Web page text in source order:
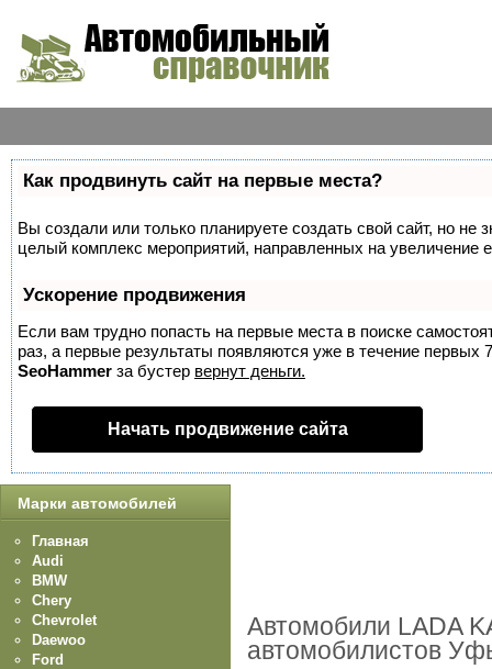
Как продвинуть сайт на первые места?
Вы создали или только планируете создать свой сайт, но не
целый комплекс мероприятий, направленных на увеличение
Ускорение продвижения
Если вам трудно попасть на первые места в поиске
раз, а первые результаты появляются уже в течение первых
SeoHammer за бустер вернут деньги.
Начать продвижение сайта
Автомобили LADA
автомобилистов
Марки автомобилей
Главная
Audi
BMW
Chery
Chevrolet
Daewoo
Ford